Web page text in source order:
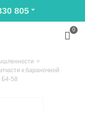
805
0
>
к бараночной
58